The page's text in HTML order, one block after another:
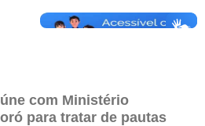
com Ministério
para tratar de pautas